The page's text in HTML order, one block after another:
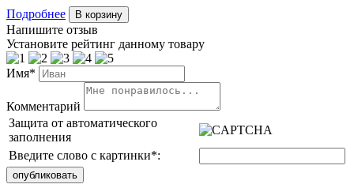
Подробнее В корзину
Напишите отзыв
Установите рейтинг данному товару
Имя*
Комментарий
Защита от автоматического
заполнения
Введите слово с картинки*: